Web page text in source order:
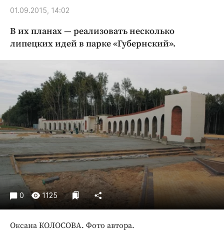
Народные новости
Благоустройство
Культура
Недвижимость и ЖКХ
Образование
Общество
Погода
Праздники
Происшествия
Спорт
Экономика и бизнес
ПРОЕКТЫ
Блоги
01.09.2015, 14:02
В их планах — реализовать несколько
липецких идей в парке «Губернский».
0 1125
Оксана КОЛОСОВА. Фото автора.